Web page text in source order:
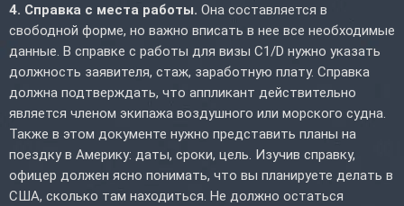
4. Справка с места работы. Она составляется в
свободной форме, но важно вписать в нее все необходимые
данные. В справке с работы для визы C1/D нужно указать
должность заявителя, стаж, заработную плату. Справка
должна подтверждать, что аппликант действительно
является членом экипажа воздушного или морского судна.
Также в этом документе нужно представить планы на
поездку в Америку: даты, сроки, цель. Изучив справку,
офицер должен ясно понимать, что вы планируете делать в
США, сколько там находиться. Не должно остаться